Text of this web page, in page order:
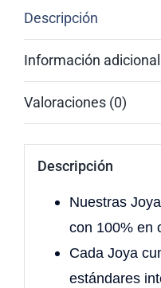
Descripción
Información adicional
Valoraciones (0)
Descripción
Nuestras
con 100% en
Cada Joya
estándares